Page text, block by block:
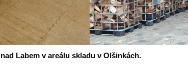
Labem v areálu skladu v Olšinkách.